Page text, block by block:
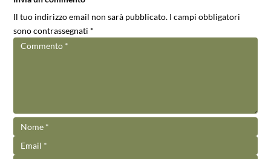
Il tuo indirizzo email non sarà pubblicato. I campi obbligatori
sono contrassegnati *